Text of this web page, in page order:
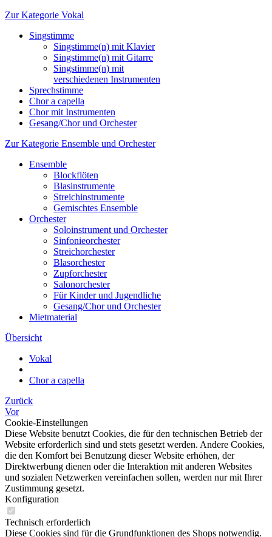
Zur Kategorie Vokal
Singstimme
Singstimme(n) mit Klavier
Singstimme(n) mit Gitarre
Singstimme(n) mit
verschiedenen Instrumenten
Sprechstimme
Chor a capella
Chor mit Instrumenten
Gesang/Chor und Orchester
Zur Kategorie Ensemble und Orchester
Ensemble
Blockflöten
Blasinstrumente
Streichinstrumente
Gemischtes Ensemble
Orchester
Soloinstrument und Orchester
Sinfonieorchester
Streichorchester
Blasorchester
Zupforchester
Salonorchester
Für Kinder und Jugendliche
Gesang/Chor und Orchester
Mietmaterial
Übersicht
Vokal
Chor a capella
Zurück
Vor
Cookie-Einstellungen
Diese Website benutzt Cookies, die für den technischen Betrieb der
Website erforderlich sind und stets gesetzt werden. Andere Cookies,
die den Komfort bei Benutzung dieser Website erhöhen, der
Direktwerbung dienen oder die Interaktion mit anderen Websites
und sozialen Netzwerken vereinfachen sollen, werden nur mit Ihrer
Zustimmung gesetzt.
Konfiguration
Technisch erforderlich
Diese Cookies sind für die Grundfunktionen des Shops notwendig.